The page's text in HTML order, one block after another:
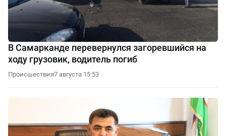
В Самарканде перевернулся загоревшийся на
ходу грузовик, водитель погиб
Происшествия7 августа 15:53